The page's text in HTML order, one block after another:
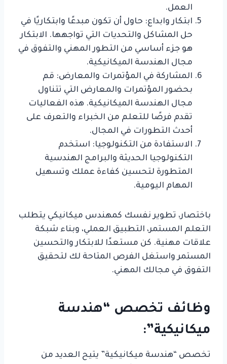
العمل.
ابتكار وابداع: حاول أن تكون مبدعًا وابتكاريًا في
حل المشاكل والتحديات التي تواجهها. الابتكار
هو جزء أساسي من التطور المهني والتفوق في
مجال الهندسة الميكانيكية.
المشاركة في المؤتمرات والمعارض: قم
بحضور المؤتمرات والمعارض التي تتناول
مجال الهندسة الميكانيكية. هذه الفعاليات
تقدم فرصًا للتعلم من الخبراء والتعرف على
أحدث التطورات في المجال.
الاستفادة من التكنولوجيا: استخدم
التكنولوجيا الحديثة والبرامج الهندسية
المتطورة لتحسين كفاءة عملك وتسهيل
المهام اليومية.
باختصار، تطوير نفسك كمهندس ميكانيكي يتطلب
التعلم المستمر، التطبيق العملي، وبناء شبكة
علاقات مهنية. كن مستعدًا للابتكار والتحسين
المستمر واستغل الفرص المتاحة لك لتحقيق
التفوق في مجالك المهني.
وظائف تخصص “هندسة
ميكانيكية”:
تخصص “هندسة ميكانيكية” يتيح العديد من